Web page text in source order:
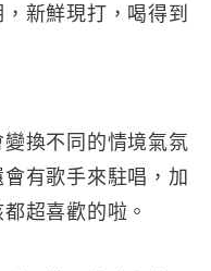
新鮮現打，喝得到
換不同的情境氣氛
有歌手來駐唱，加
超喜歡的啦。